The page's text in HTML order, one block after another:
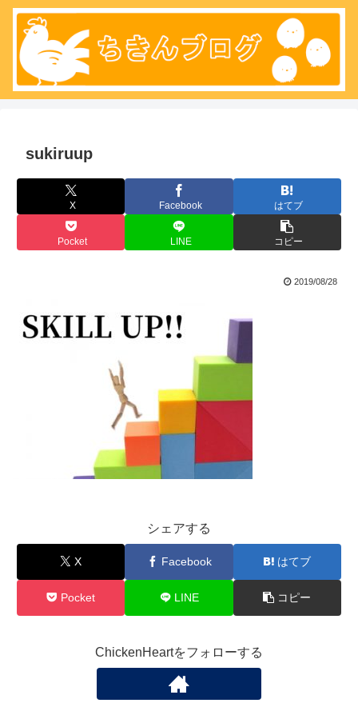
sukiruup
X Facebook はてブ
Pocket LINE コピー
2019/08/28
シェアする
X Facebook はてブ
Pocket LINE コピー
ChickenHeartをフォローする